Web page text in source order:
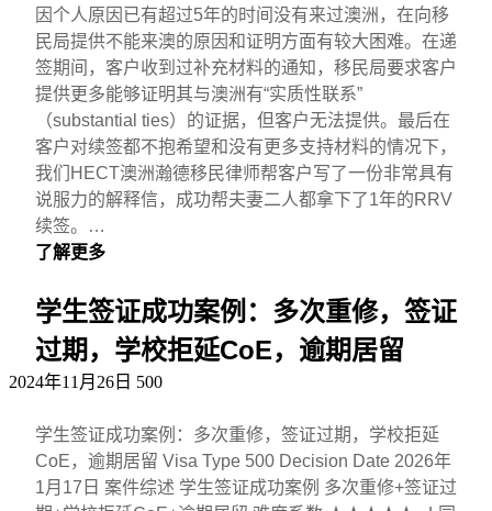
因个人原因已有超过5年的时间没有来过澳洲，在向移
民局提供不能来澳的原因和证明方面有较大困难。在递
签期间，客户收到过补充材料的通知，移民局要求客户
提供更多能够证明其与澳洲有“实质性联系”
（substantial ties）的证据，但客户无法提供。最后在
客户对续签都不抱希望和没有更多支持材料的情况下，
我们HECT澳洲瀚德移民律师帮客户写了一份非常具有
说服力的解释信，成功帮夫妻二人都拿下了1年的RRV
续签。…
了解更多
学生签证成功案例：多次重修，签证
过期，学校拒延CoE，逾期居留
2024年11月26日 500
学生签证成功案例：多次重修，签证过期，学校拒延
CoE，逾期居留 Visa Type 500 Decision Date 2026年
1月17日 案件综述 学生签证成功案例 多次重修+签证过